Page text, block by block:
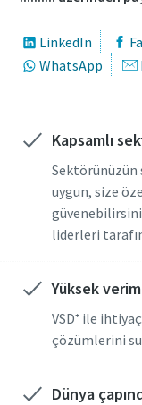
LinkedIn
WhatsApp
Kapsamlı
uygun, size
liderleri
Yüksek
VSD⁺ ile
çözümlerini
Dünya
Şehir
Posta
Sorular
Şehir
Posta
Sorular
Şehir
Posta
Sorular
Şehir
Posta
Sorular